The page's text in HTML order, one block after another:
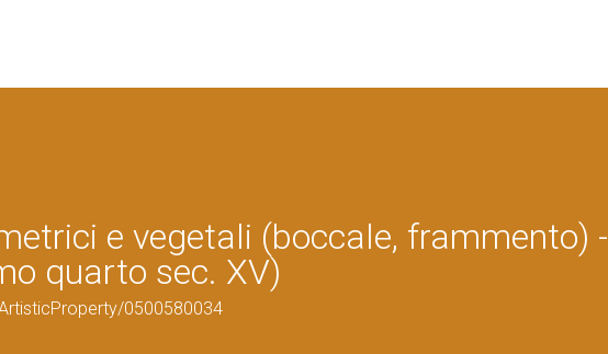
e vegetali (boccale, frammento) -
quarto sec. XV)
0500580034